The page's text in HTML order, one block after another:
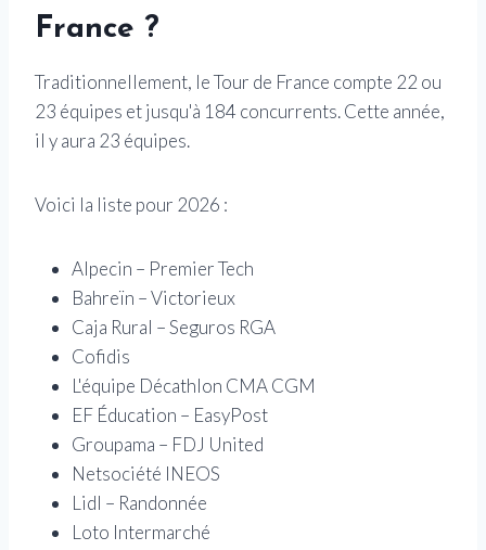
France ?
Traditionnellement, le Tour de France compte 22 ou
23 équipes et jusqu'à 184 concurrents. Cette année,
il y aura 23 équipes.
Voici la liste pour 2026 :
Alpecin – Premier Tech
Bahreïn – Victorieux
Caja Rural – Seguros RGA
Cofidis
L'équipe Décathlon CMA CGM
EF Éducation – EasyPost
Groupama – FDJ United
Netsociété INEOS
Lidl – Randonnée
Loto Intermarché